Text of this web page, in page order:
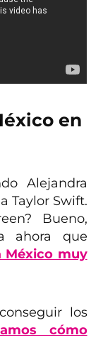
en
Alejandra
Taylor Swift.
Bueno,
ahora que
México muy
los
cómo